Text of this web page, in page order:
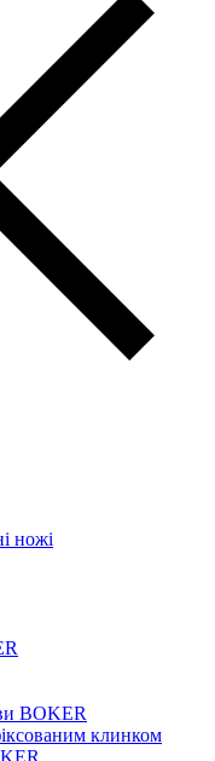
ножі
BOKER
клинком